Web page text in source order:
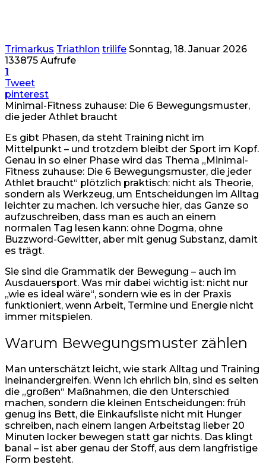
Trimarkus Triathlon trilife Sonntag, 18. Januar 2026
133875 Aufrufe
1
Tweet
pinterest
Minimal-Fitness zuhause: Die 6 Bewegungsmuster,
die jeder Athlet braucht
Es gibt Phasen, da steht Training nicht im
Mittelpunkt – und trotzdem bleibt der Sport im Kopf.
Genau in so einer Phase wird das Thema „Minimal-
Fitness zuhause: Die 6 Bewegungsmuster, die jeder
Athlet braucht“ plötzlich praktisch: nicht als Theorie,
sondern als Werkzeug, um Entscheidungen im Alltag
leichter zu machen. Ich versuche hier, das Ganze so
aufzuschreiben, dass man es auch an einem
normalen Tag lesen kann: ohne Dogma, ohne
Buzzword-Gewitter, aber mit genug Substanz, damit
es trägt.
Sie sind die Grammatik der Bewegung – auch im
Ausdauersport. Was mir dabei wichtig ist: nicht nur
„wie es ideal wäre“, sondern wie es in der Praxis
funktioniert, wenn Arbeit, Termine und Energie nicht
immer mitspielen.
Warum Bewegungsmuster zählen
Man unterschätzt leicht, wie stark Alltag und Training
ineinandergreifen. Wenn ich ehrlich bin, sind es selten
die „großen“ Maßnahmen, die den Unterschied
machen, sondern die kleinen Entscheidungen: früh
genug ins Bett, die Einkaufsliste nicht mit Hunger
schreiben, nach einem langen Arbeitstag lieber 20
Minuten locker bewegen statt gar nichts. Das klingt
banal – ist aber genau der Stoff, aus dem langfristige
Form besteht.